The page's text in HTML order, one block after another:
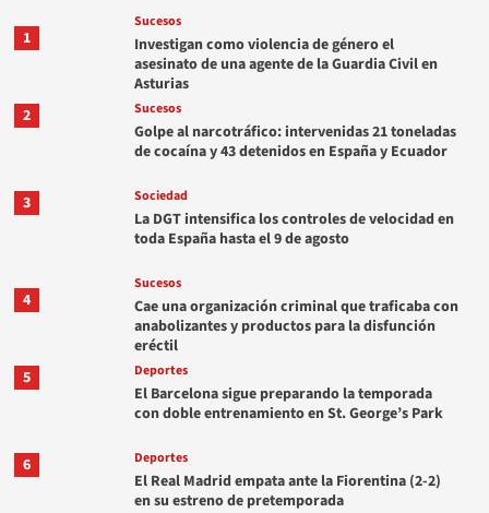
1
Sucesos
Investigan como violencia de género el
asesinato de una agente de la Guardia Civil en
Asturias
2
Sucesos
Golpe al narcotráfico: intervenidas 21 toneladas
de cocaína y 43 detenidos en España y Ecuador
3 Sociedad
La DGT intensifica los controles de velocidad en
toda España hasta el 9 de agosto
4
Sucesos
Cae una organización criminal que traficaba con
anabolizantes y productos para la disfunción
eréctil
5
Deportes
El Barcelona sigue preparando la temporada
con doble entrenamiento en St. George’s Park
6 Deportes
El Real Madrid empata ante la Fiorentina (2-2)
en su estreno de pretemporada